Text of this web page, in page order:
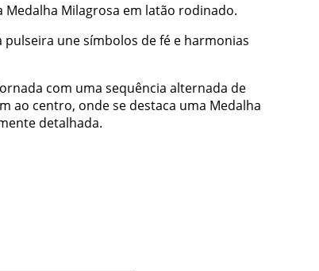
Medalha Milagrosa em latão rodinado.
une símbolos de fé e harmonias
com uma sequência alternada de
ao centro, onde se destaca uma Medalha
detalhada.